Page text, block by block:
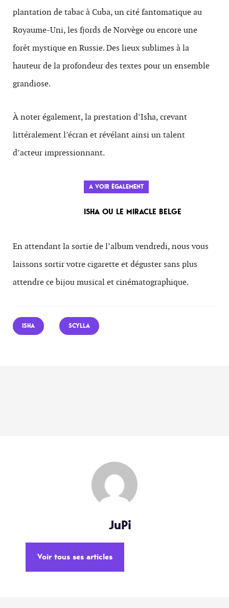
plantation de tabac à Cuba, un cité fantomatique au
Royaume-Uni, les fjords de Norvège ou encore une
forêt mystique en Russie. Des lieux sublimes à la
hauteur de la profondeur des textes pour un ensemble
grandiose.
À noter également, la prestation d’Isha, crevant
littéralement l’écran et révélant ainsi un talent
d’acteur impressionnant.
A VOIR ÉGALEMENT
ISHA OU LE MIRACLE BELGE
En attendant la sortie de l’album vendredi, nous vous
laissons sortir votre cigarette et déguster sans plus
attendre ce bijou musical et cinématographique.
ISHA SCYLLA
JuPi
Voir tous ses articles